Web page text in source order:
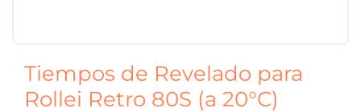
Tiempos de Revelado para
Rollei Retro 80S (a 20°C)